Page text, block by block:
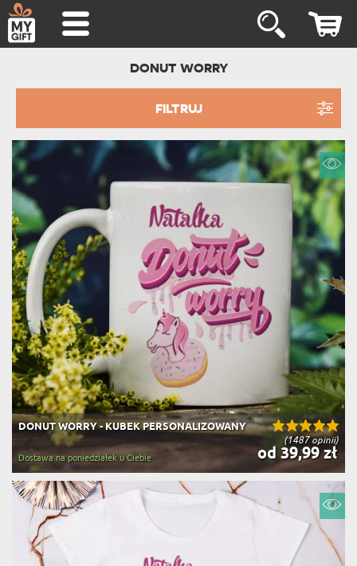
DONUT WORRY
FILTRUJ
(1487 opinii)
DONUT WORRY - KUBEK PERSONALIZOWANY
od 39,99 zł
Dostawa na poniedziałek u Ciebie